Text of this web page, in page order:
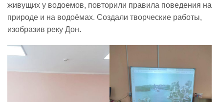
живущих у водоемов, повторили правила поведения на
природе и на водоёмах. Создали творческие работы,
изобразив реку Дон.